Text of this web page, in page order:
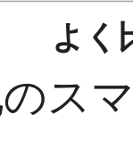
よく
ス